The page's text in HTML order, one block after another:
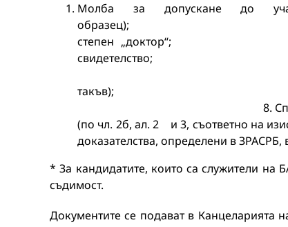
Молба за допускане до
образец); 3.
степен
свидетелство;
6. Удостоверение
такъв); 7. Списък
8. Справка за
(по чл. 2б, ал. 2 и 3, съответно на
доказателства, определени в
* За кандидатите, които са служители на
съдимост.
Документите се подават в Канцеларията